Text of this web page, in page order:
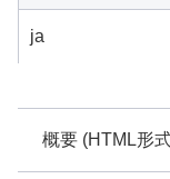
概要 (HTML形
ja